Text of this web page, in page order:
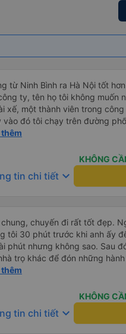
từ Ninh Bình ra Hà Nội tốt
ty, tên họ tôi không muốn
xế, một thành viên trong
vào đó tôi chạy trên đường
phương “bạn có thể gọi tài
xe khi bạn muốn. Hãy sẵn
cuối của xe buýt. Chỉ cần
lên ô tô. Và tôi đánh giá cao tốc
chắc chắn rằng tiếng Nga
thêm
KHÔNG
tin chi tiết keyboard_arrow_down
chung, chuyến đi rất tốt đẹp.
tôi 30 phút trước khi anh ấy
phút nhưng không sao. Sau
trọ khác để đón những
thả chúng tôi xuống văn
phút, chúng tôi đã tới nơi. Sẽ
cấp cho chúng tôi thêm
manh mối về chuyện gì đang
thêm
KHÔNG
tin chi tiết keyboard_arrow_down